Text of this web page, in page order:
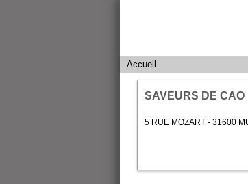
Accueil
SAVEURS DE CAO
5 RUE MOZART - 31600